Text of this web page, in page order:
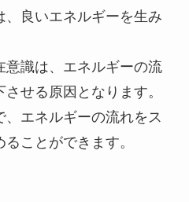
、良いエネルギーを生み
意識は、エネルギーの流
せる原因となります。
エネルギーの流れをス
ことができます。